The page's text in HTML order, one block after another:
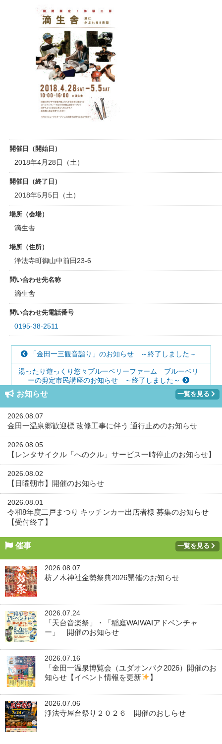
開催日（開始日）
2018年4月28日（土）
開催日（終了日）
2018年5月5日（土）
場所（会場）
滴生舎
場所（住所）
浄法寺町御山中前田23-6
問い合わせ先名称
滴生舎
問い合わせ先電話番号
0195-38-2511
「金田一三観音詣り」のお知らせ ～終了しました～
湯ったり遊っくり悠々ブルーベリーファーム ブルーベリ
ーの剪定市民講座のお知らせ ～終了しました～
お知らせ 一覧を見る
2026.08.07
金田一温泉郷歓迎標 改修工事に伴う 通行止めのお知らせ
2026.08.05
【レンタサイクル「へのクル」サービス一時停止のお知らせ】
2026.08.02
【日曜朝市】開催のお知らせ
2026.08.01
令和8年度二戸まつり キッチンカー出店者様 募集のお知らせ
【受付終了】
催事 一覧を見る
2026.08.07
枋ノ木神社金勢祭典2026開催のお知らせ
2026.07.24
「天台音楽祭」・「稲庭WAIWAIアドベンチャ
ー」 開催のお知らせ
2026.07.16
「金田一温泉博覧会（ユダオンパク2026）開催のお
知らせ【イベント情報を更新
】
2026.07.06
浄法寺屋台祭り２０２６ 開催のおしらせ